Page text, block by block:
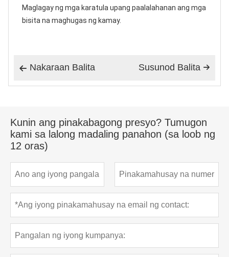
Maglagay ng mga karatula upang paalalahanan ang mga
bisita na maghugas ng kamay.
 Nakaraan Balita 
Susunod Balita
Kunin ang pinakabagong presyo? Tumugon
kami sa lalong madaling panahon (sa loob ng
12 oras)